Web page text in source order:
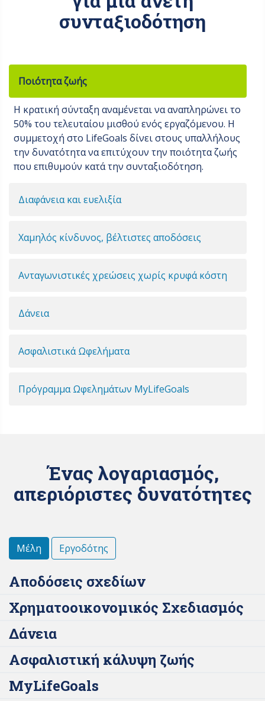
συνταξιοδότηση
Ποιότητα ζωής
Η κρατική σύνταξη αναμένεται να αναπληρώνει το
50% του τελευταίου μισθού ενός εργαζόμενου. Η
συμμετοχή στο LifeGoals δίνει στους υπαλλήλους
την δυνατότητα να επιτύχουν την ποιότητα ζωής
που επιθυμούν κατά την συνταξιοδότηση.
Διαφάνεια και ευελιξία
Χαμηλός κίνδυνος, βέλτιστες αποδόσεις
Ανταγωνιστικές χρεώσεις χωρίς κρυφά κόστη
Δάνεια
Ασφαλιστικά Ωφελήματα
Πρόγραμμα Ωφελημάτων MyLifeGoals
Ένας λογαριασμός,
απεριόριστες δυνατότητες
Μέλη Εργοδότης
Αποδόσεις σχεδίων
Χρηματοοικονομικός Σχεδιασμός
Δάνεια
Ασφαλιστική κάλυψη ζωής
MyLifeGoals